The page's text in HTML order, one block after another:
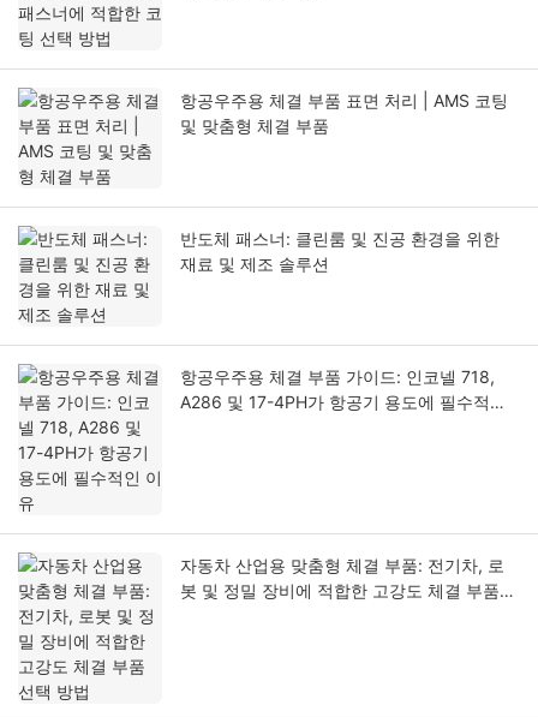
항공우주용 체결 부품 표면 처리 | AMS 코팅
및 맞춤형 체결 부품
반도체 패스너: 클린룸 및 진공 환경을 위한
재료 및 제조 솔루션
항공우주용 체결 부품 가이드: 인코넬 718,
A286 및 17-4PH가 항공기 용도에 필수적인
자동차 산업용 맞춤형 체결 부품: 전기차, 로
봇 및 정밀 장비에 적합한 고강도 체결 부품